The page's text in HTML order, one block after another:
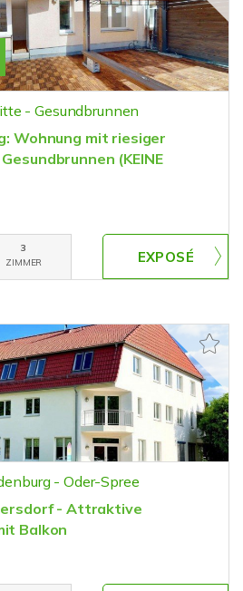
- Gesundbrunnen
Wohnung mit riesiger
(KEINE
3
ZIMMER
- Oder-Spree
- Attraktive
Balkon